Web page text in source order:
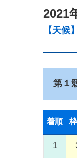
2021
【天候】
第１
着順
1